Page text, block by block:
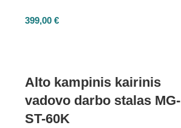
399,00 €
Alto kampinis kairinis
vadovo darbo stalas MG-
ST-60K